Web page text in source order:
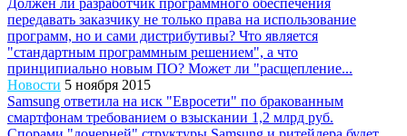
Должен ли разработчик программного обеспечения
передавать заказчику не только права на использование
программ, но и сами дистрибутивы? Что является
"стандартным программным решением", а что
принципиально новым ПО? Может ли "расщепление...
Новости 5 ноября 2015
Samsung ответила на иск "Евросети" по бракованным
смартфонам требованием о взыскании 1,2 млрд руб.